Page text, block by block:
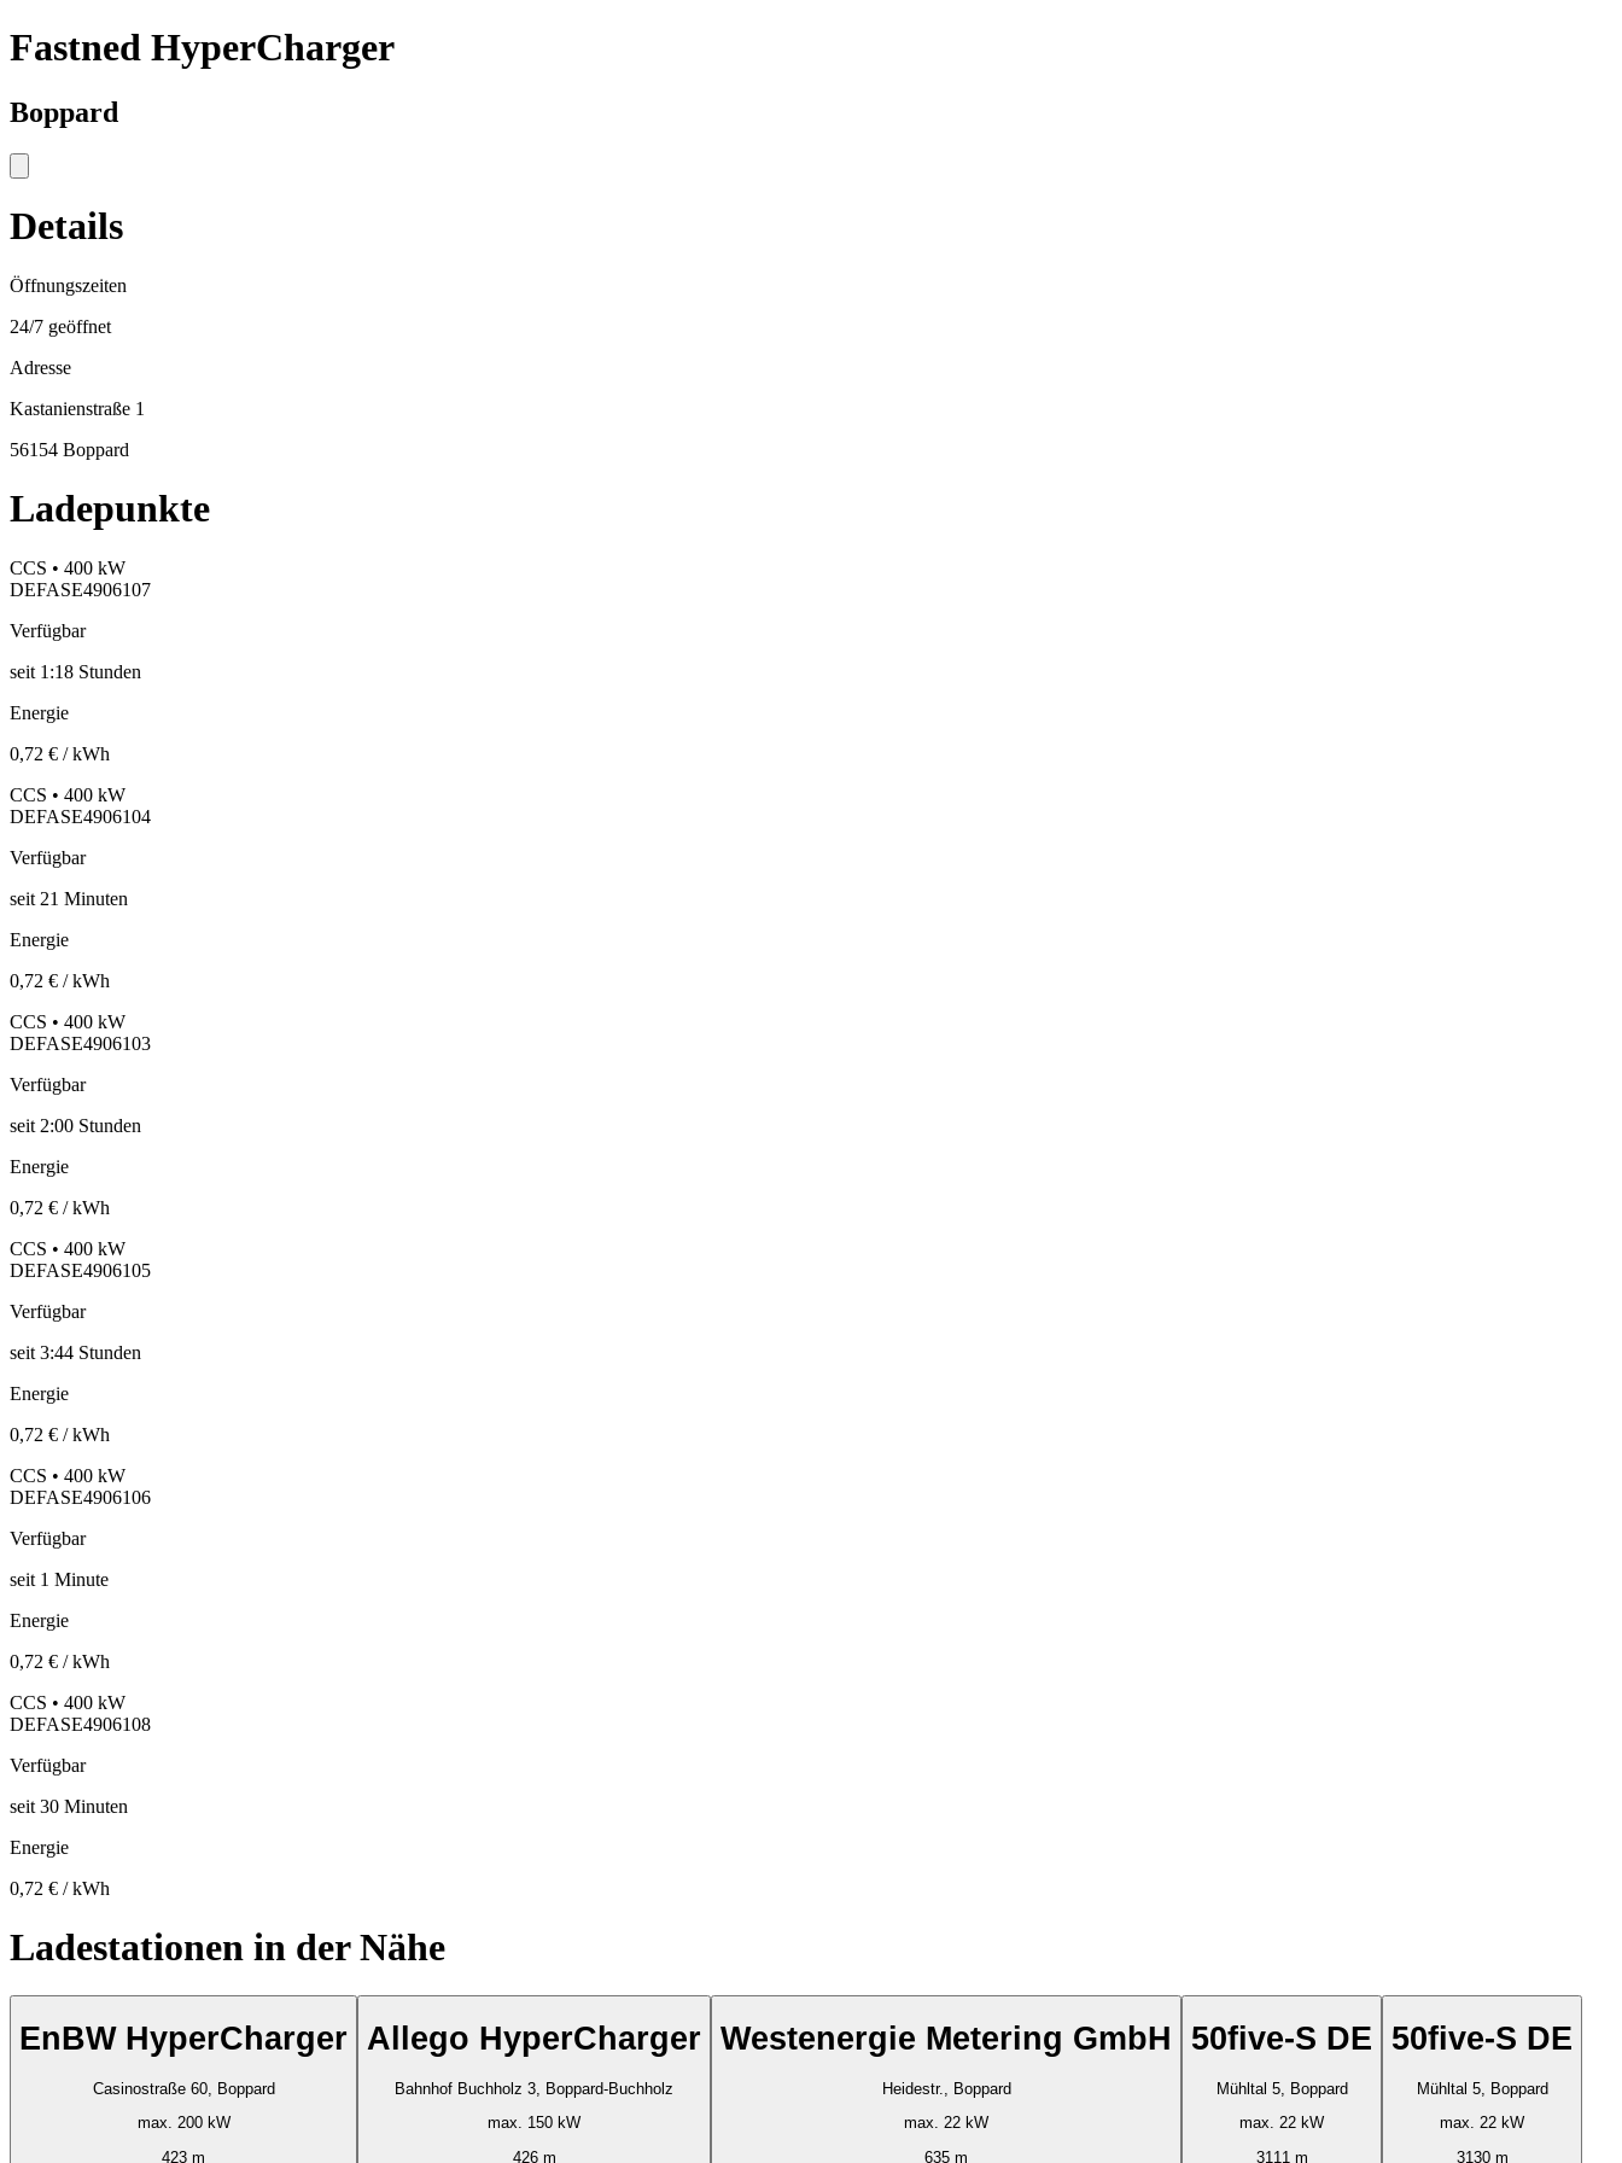
Fastned HyperCharger
Boppard
Details
Öffnungszeiten
24/7 geöffnet
Adresse
Kastanienstraße 1
56154 Boppard
Ladepunkte
CCS • 400 kW
DEFASE4906107
Verfügbar
seit 1:18 Stunden
Energie
0,72 € / kWh
CCS • 400 kW
DEFASE4906104
Verfügbar
seit 21 Minuten
Energie
0,72 € / kWh
CCS • 400 kW
DEFASE4906103
Verfügbar
seit 2:00 Stunden
Energie
0,72 € / kWh
CCS • 400 kW
DEFASE4906105
Verfügbar
seit 3:44 Stunden
Energie
0,72 € / kWh
CCS • 400 kW
DEFASE4906106
Verfügbar
seit 1 Minute
Energie
0,72 € / kWh
CCS • 400 kW
DEFASE4906108
Verfügbar
seit 30 Minuten
Energie
0,72 € / kWh
Ladestationen in der Nähe
EnBW HyperCharger
Casinostraße 60, Boppard
max. 200 kW
423 m
Allego HyperCharger
Bahnhof Buchholz 3, Boppard-Buchholz
max. 150 kW
426 m
Westenergie Metering GmbH
Heidestr., Boppard
max. 22 kW
635 m
50five-S DE
Mühltal 5, Boppard
max. 22 kW
3111 m
50five-S DE
Mühltal 5, Boppard
max. 22 kW
3130 m